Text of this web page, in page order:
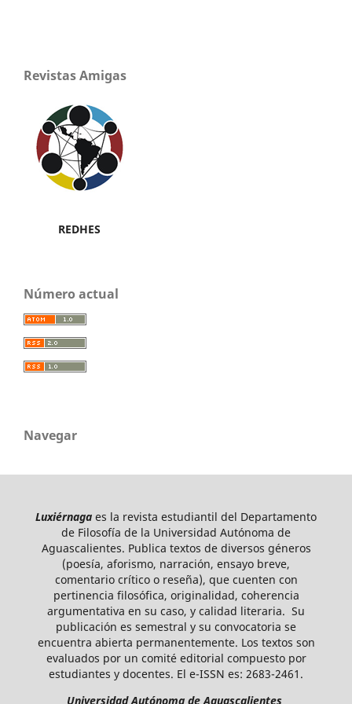
Revistas Amigas
REDHES
Número actual
Navegar
Luxiérnaga es la revista estudiantil del Departamento
de Filosofía de la Universidad Autónoma de
Aguascalientes. Publica textos de diversos géneros
(poesía, aforismo, narración, ensayo breve,
comentario crítico o reseña), que cuenten con
pertinencia filosófica, originalidad, coherencia
argumentativa en su caso, y calidad literaria. Su
publicación es semestral y su convocatoria se
encuentra abierta permanentemente. Los textos son
evaluados por un comité editorial compuesto por
estudiantes y docentes. El e-ISSN es: 2683-2461.
Universidad Autónoma de Aguascalientes